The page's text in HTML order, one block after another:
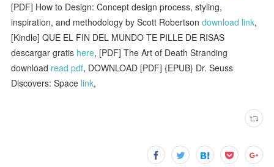
[PDF] How to Design: Concept design process, styling,
inspiration, and methodology by Scott Robertsondownload link,
[Kindle] QUE EL FIN DEL MUNDO TE PILLE DE RISAS
descargar gratis here, [PDF] The Art of Death Stranding
download read pdf, DOWNLOAD [PDF] {EPUB} Dr. Seuss
Discovers: Space link,